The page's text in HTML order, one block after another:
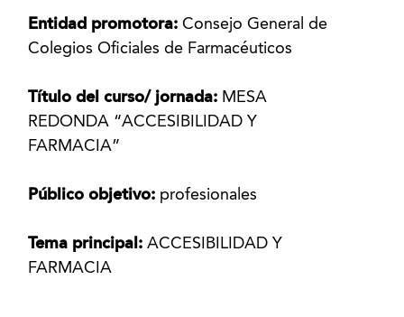
Entidad promotora:Consejo General de
Colegios Oficiales de Farmacéuticos
Título del curso/ jornada: MESA
REDONDA “ACCESIBILIDAD Y
FARMACIA”
Público objetivo: profesionales
Tema principal:ACCESIBILIDAD Y
FARMACIA